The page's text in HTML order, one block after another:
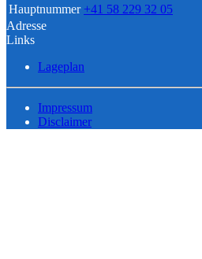
Hauptnummer +41 58 229 32 05
Adresse
Links
Lageplan
Impressum
Disclaimer